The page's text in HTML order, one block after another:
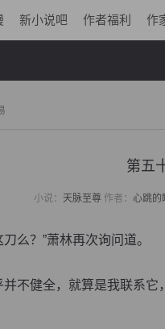
新小说吧 作者福利 作
第五
小说： 天脉至尊作者： 心跳的
？”萧林再次询问道。
健全，就算是我联系它